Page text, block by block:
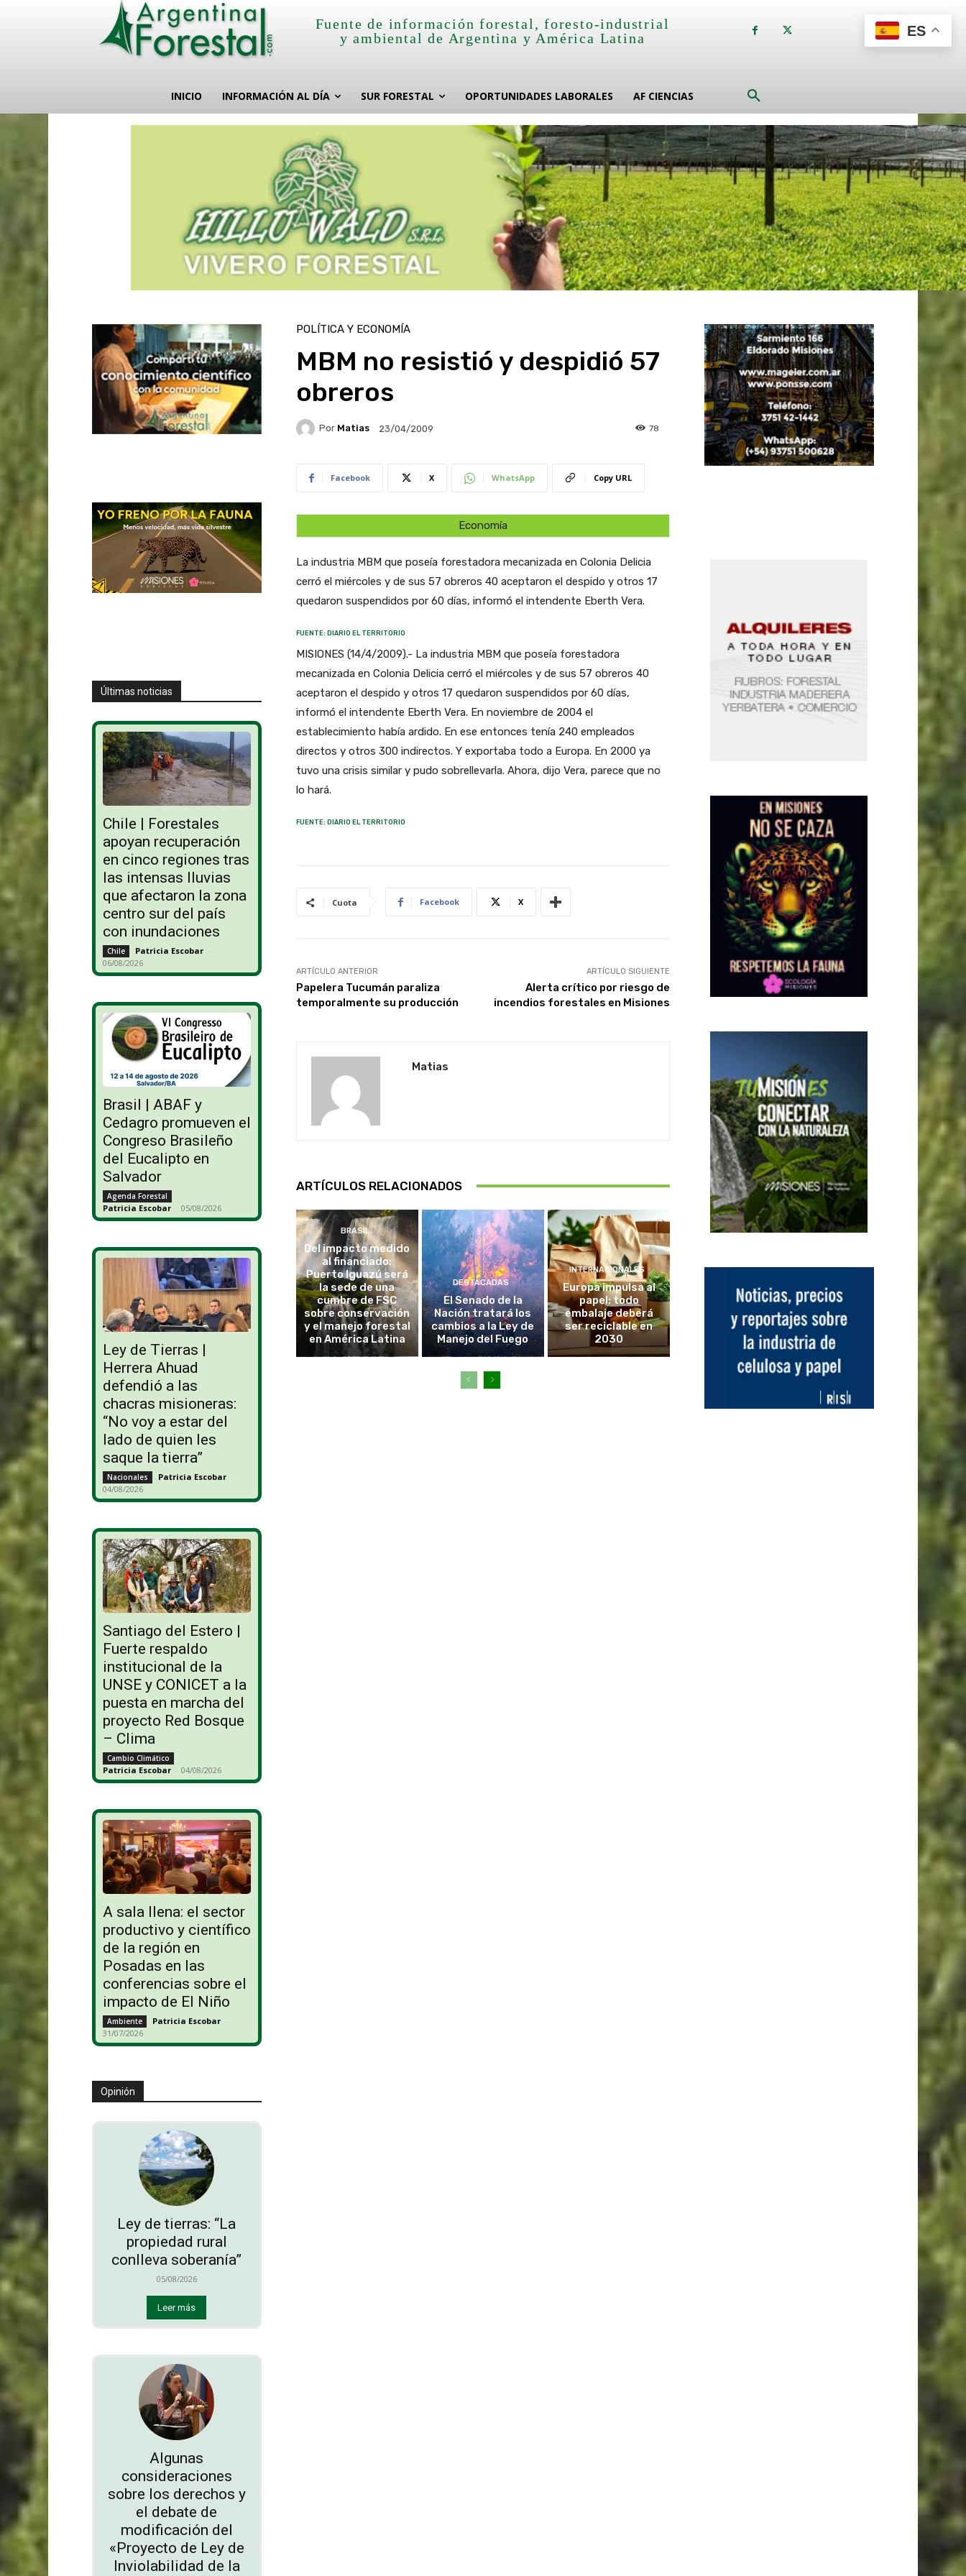
Fuente de información forestal, foresto-industrial
y ambiental de Argentina y América Latina
INICIO INFORMACIÓN AL DÍA SUR FORESTAL OPORTUNIDADES LABORALES AF CIENCIAS
Últimas noticias
Chile | Forestales
apoyan recuperación
en cinco regiones tras
las intensas lluvias
que afectaron la zona
centro sur del país
con inundaciones
Chile Patricia Escobar -
06/08/2026
Brasil | ABAF y
Cedagro promueven el
Congreso Brasileño
del Eucalipto en
Salvador
Agenda Forestal
Patricia Escobar - 05/08/2026
Ley de Tierras |
Herrera Ahuad
defendió a las
chacras misioneras:
“No voy a estar del
lado de quien les
saque la tierra”
Nacionales Patricia Escobar -
04/08/2026
Santiago del Estero |
Fuerte respaldo
institucional de la
UNSE y CONICET a la
puesta en marcha del
proyecto Red Bosque
– Clima
Cambio Climático
Patricia Escobar - 04/08/2026
A sala llena: el sector
productivo y científico
de la región en
Posadas en las
conferencias sobre el
impacto de El Niño
Ambiente Patricia Escobar -
31/07/2026
Opinión
Ley de tierras: “La
propiedad rural
conlleva soberanía”
05/08/2026
Leer más
Algunas
consideraciones
sobre los derechos y
el debate de
modificación del
«Proyecto de Ley de
Inviolabilidad de la
POLÍTICA Y ECONOMÍA
MBM no resistió y despidió 57
obreros
Por Matias 23/04/2009 78
Facebook X WhatsApp Copy URL
Economía
La industria MBM que poseía forestadora mecanizada en Colonia Delicia
cerró el miércoles y de sus 57 obreros 40 aceptaron el despido y otros 17
quedaron suspendidos por 60 días, informó el intendente Eberth Vera.
FUENTE: DIARIO EL TERRITORIO
MISIONES (14/4/2009).- La industria MBM que poseía forestadora
mecanizada en Colonia Delicia cerró el miércoles y de sus 57 obreros 40
aceptaron el despido y otros 17 quedaron suspendidos por 60 días,
informó el intendente Eberth Vera. En noviembre de 2004 el
establecimiento había ardido. En ese entonces tenía 240 empleados
directos y otros 300 indirectos. Y exportaba todo a Europa. En 2000 ya
tuvo una crisis similar y pudo sobrellevarla. Ahora, dijo Vera, parece que no
lo hará.
FUENTE: DIARIO EL TERRITORIO
Cuota Facebook X
ARTÍCULO ANTERIOR
Papelera Tucumán paraliza
temporalmente su producción
ARTÍCULO SIGUIENTE
Alerta crítico por riesgo de
incendios forestales en Misiones
Matias
ARTÍCULOS RELACIONADOS
BRASIL
Del impacto medido
al financiado:
Puerto Iguazú será
la sede de una
cumbre de FSC
sobre conservación
y el manejo forestal
en América Latina
DESTACADAS
El Senado de la
Nación tratará los
cambios a la Ley de
Manejo del Fuego
INTERNACIONALES
Europa impulsa al
papel: todo
embalaje deberá
ser reciclable en
2030
ES